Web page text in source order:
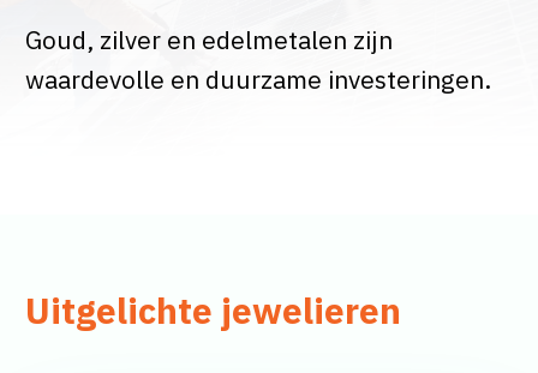
Goud, zilver en edelmetalen zijn
waardevolle en duurzame investeringen.
Uitgelichte jewelieren